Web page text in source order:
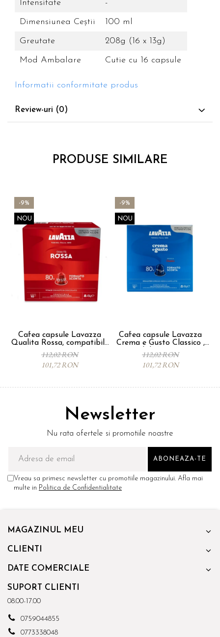
Intensitate -
Dimensiunea Ceştii 100 ml
Greutate 208g (16 x 13g)
Mod Ambalare Cutie cu 16 capsule
Informatii conformitate produs
Review-uri (0)
PRODUSE SIMILARE
-9%
NOU
Cafea capsule Lavazza
Qualita Rossa, compatibile
Nespresso, 80 buc
112,02 RON
101,72 RON
-9%
NOU
Cafea capsule Lavazza
Crema e Gusto Classico ,
compatibile Nespresso, 80
buc
112,02 RON
101,72 RON
Newsletter
Nu rata ofertele si promotiile noastre
Vreau sa primesc newsletter cu promotiile magazinului. Afla mai
multe in Politica de Confidentialitate
MAGAZINUL MEU
CLIENTI
DATE COMERCIALE
SUPORT CLIENTI
08.00-17.00
0759044855
0773338048